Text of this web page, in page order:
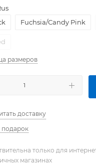
Fuchsia/Candy Pink
размеров
доставку
подарок
только для
магазинах